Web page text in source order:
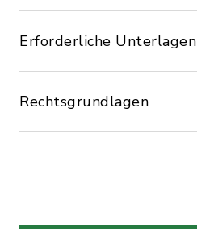
Erforderliche Unterlagen
Rechtsgrundlagen